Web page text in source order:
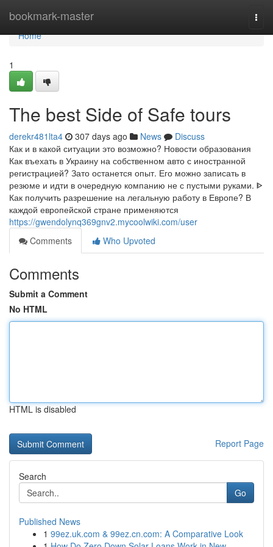
bookmark-master
Home
Home
1
The best Side of Safe tours
derekr481lta4 307 days ago News
Discuss
Как и в какой ситуации это возможно? Новости образования
Как въехать в Украину на собственном авто с иностранной
регистрацией? Зато останется опыт. Его можно записать в
резюме и идти в очередную компанию не с пустыми руками. ᐈ
Как получить разрешение на легальную работу в Европе? В
каждой европейской стране применяются
https://gwendolynq369gnv2.mycoolwiki.com/user
Comments
Who Upvoted
Comments
Submit a Comment
No HTML
HTML is disabled
Report Page
Search
Go
Published News
1 99ez.uk.com & 99ez.cn.com: A Comparative Look